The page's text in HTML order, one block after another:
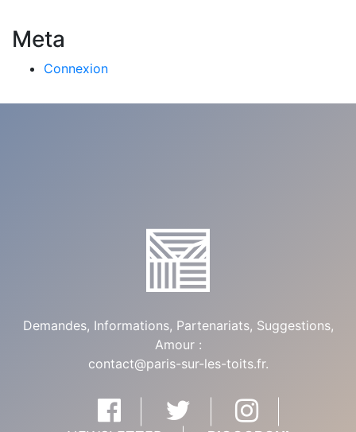
Meta
Connexion
Demandes, Informations, Partenariats, Suggestions,
Amour :
contact@paris-sur-les-toits.fr.